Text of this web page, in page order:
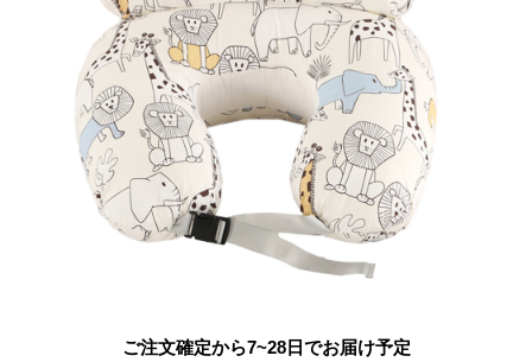
ご注文確定から7~28日でお届け予定